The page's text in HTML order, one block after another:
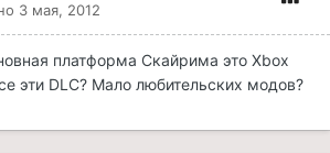
3 мая, 2012
платформа Скайрима это Xbox
эти DLC? Мало любительских модов?